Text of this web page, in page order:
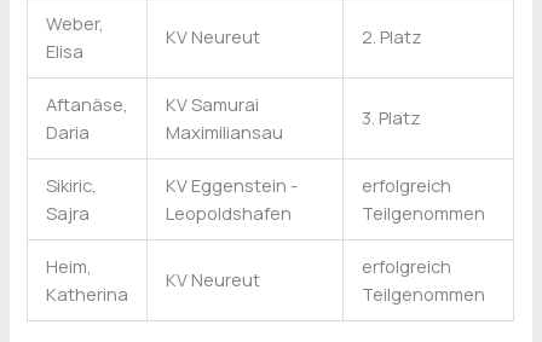
Weber,
Elisa
KV Neureut 2. Platz
Aftanäse,
Daria
KV Samurai
Maximiliansau
3. Platz
Sikiric,
Sajra
KV Eggenstein -
Leopoldshafen
erfolgreich
Teilgenommen
Heim,
Katherina
KV Neureut
erfolgreich
Teilgenommen